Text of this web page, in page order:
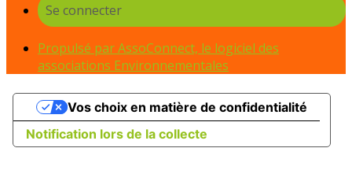
Se connecter
Propulsé par AssoConnect, le logiciel des
associations Environnementales
Notification lors de la collecte
Vos choix en matière de confidentialité